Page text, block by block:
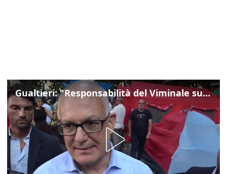
Gualtieri: "Responsabilità del Viminale su Spin Time? La posizione dei partiti è nota"